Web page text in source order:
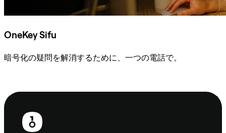
OneKey Sifu
暗号化の疑問を解消するために、一つの電話で。
フ